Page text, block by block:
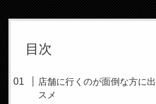
目次
店舗に行くのが面倒な方に
スメ